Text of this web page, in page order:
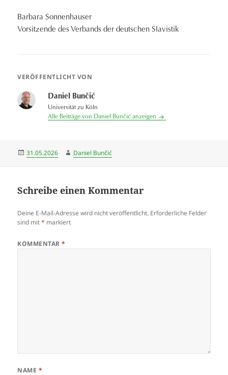
Barbara Sonnenhauser
Vorsitzende des Verbands der deutschen Slavistik
VERÖFFENTLICHT VON
Daniel Bunčić
Universität zu Köln
Alle Beiträge von Daniel Bunčić anzeigen
Veröffentlicht
31.05.2026 Autor
Daniel Bunčić
Schreibe einen Kommentar
Deine E-Mail-Adresse wird nicht veröffentlicht. Erforderliche Felder
sind mit* markiert
KOMMENTAR*
NAME *